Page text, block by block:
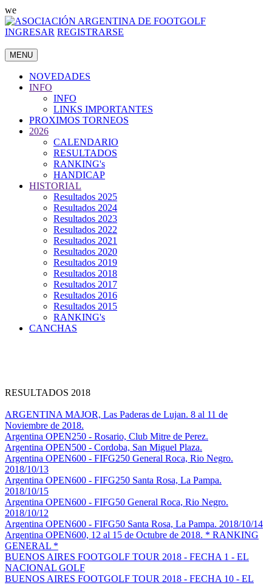
we
INGRESAR REGISTRARSE
MENU
NOVEDADES
INFO
INFO
LINKS IMPORTANTES
PROXIMOS TORNEOS
2026
CALENDARIO
RESULTADOS
RANKING's
HANDICAP
HISTORIAL
Resultados 2025
Resultados 2024
Resultados 2023
Resultados 2022
Resultados 2021
Resultados 2020
Resultados 2019
Resultados 2018
Resultados 2017
Resultados 2016
Resultados 2015
RANKING's
CANCHAS
RESULTADOS 2018
ARGENTINA MAJOR, Las Paderas de Lujan. 8 al 11 de
Noviembre de 2018.
Argentina OPEN250 - Rosario, Club Mitre de Perez.
Argentina OPEN500 - Cordoba, San Miguel Plaza.
Argentina OPEN600 - FIFG250 General Roca, Rio Negro.
2018/10/13
Argentina OPEN600 - FIFG250 Santa Rosa, La Pampa.
2018/10/15
Argentina OPEN600 - FIFG50 General Roca, Rio Negro.
2018/10/12
Argentina OPEN600 - FIFG50 Santa Rosa, La Pampa. 2018/10/14
Argentina OPEN600, 12 al 15 de Octubre de 2018. * RANKING
GENERAL *
BUENOS AIRES FOOTGOLF TOUR 2018 - FECHA 1 - EL
NACIONAL GOLF
BUENOS AIRES FOOTGOLF TOUR 2018 - FECHA 10 - EL